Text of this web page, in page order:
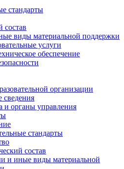
стандарты
состав
виды материальной поддержки
услуги
обеспечение
организации
и органы управления
стандарты
состав
и иные виды материальной